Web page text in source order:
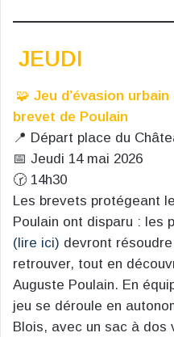
JEUDI
🧩Jeu d’évasion
brevet de Poulain
📍 Départ place du
📅 Jeudi 14 mai 2026
🕝 14h30
Les brevets protégeant
Poulain ont disparu : les
(lire ici) devront
retrouver, tout en
Auguste Poulain. En
jeu se déroule en
Blois, avec un sac à dos